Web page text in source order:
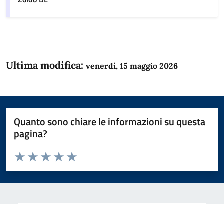
Ultima modifica: venerdì, 15 maggio 2026
Quanto sono chiare le informazioni su questa
pagina?
Domanda
Valuta da 1 a 5 stelle la pagina
Valuta 5 stelle su 5
Valuta 4 stelle su 5
Valuta 3 stelle su 5
Valuta 2 stelle su 5
Valuta 1 stelle su 5